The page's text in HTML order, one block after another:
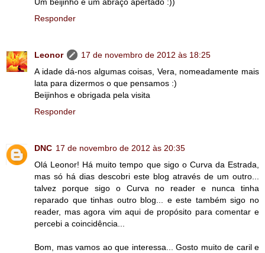
Responder
Leonor
17 de novembro de 2012 às 18:25
A idade dá-nos algumas coisas, Vera, nomeadamente mais
lata para dizermos o que pensamos :)
Beijinhos e obrigada pela visita
Responder
DNC 17 de novembro de 2012 às 20:35
Olá Leonor! Há muito tempo que sigo o Curva da Estrada,
mas só há dias descobri este blog através de um outro...
talvez porque sigo o Curva no reader e nunca tinha
reparado que tinhas outro blog... e este também sigo no
reader, mas agora vim aqui de propósito para comentar e
percebi a coincidência...
Bom, mas vamos ao que interessa... Gosto muito de caril e